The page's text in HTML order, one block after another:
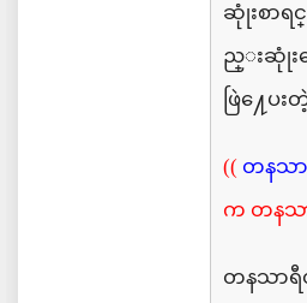
ဆုုံးစာ
ည္းဆုုံ
ဖြဲ႔ေ
(( တနသ
က တနသာ
တနသာ